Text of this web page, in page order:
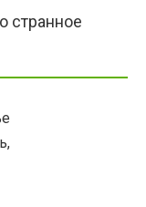
странное